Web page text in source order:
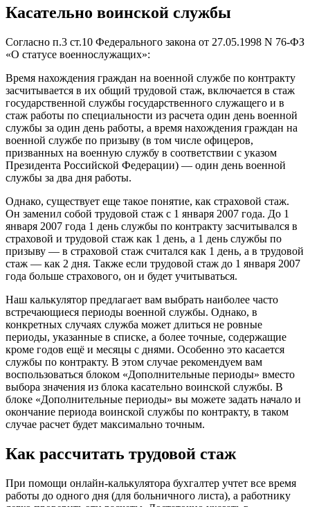
Касательно воинской службы
Согласно п.3 ст.10 Федерального закона от 27.05.1998 N 76-ФЗ
«О статусе военнослужащих»:
Время нахождения граждан на военной службе по контракту
засчитывается в их общий трудовой стаж, включается в стаж
государственной службы государственного служащего и в
стаж работы по специальности из расчета один день военной
службы за один день работы, а время нахождения граждан на
военной службе по призыву (в том числе офицеров,
призванных на военную службу в соответствии с указом
Президента Российской Федерации) — один день военной
службы за два дня работы.
Однако, существует еще такое понятие, как страховой стаж.
Он заменил собой трудовой стаж с 1 января 2007 года. До 1
января 2007 года 1 день службы по контракту засчитывался в
страховой и трудовой стаж как 1 день, а 1 день службы по
призыву — в страховой стаж считался как 1 день, а в трудовой
стаж — как 2 дня. Также если трудовой стаж до 1 января 2007
года больше страхового, он и будет учитываться.
Наш калькулятор предлагает вам выбрать наиболее часто
встречающиеся периоды военной службы. Однако, в
конкретных случаях служба может длиться не ровные
периоды, указанные в списке, а более точные, содержащие
кроме годов ещё и месяцы с днями. Особенно это касается
службы по контракту. В этом случае рекомендуем вам
воспользоваться блоком «Дополнительные периоды» вместо
выбора значения из блока касательно воинской службы. В
блоке «Дополнительные периоды» вы можете задать начало и
окончание периода воинской службы по контракту, в таком
случае расчет будет максимально точным.
Как рассчитать трудовой стаж
При помощи онлайн-калькулятора бухгалтер учтет все время
работы до одного дня (для больничного листа), а работнику